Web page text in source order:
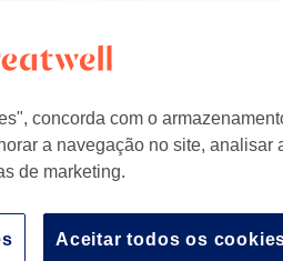
no momento.
Vais encontrar vários
concorda com o
a navegação no site, analisar
de marketing.
Aceitar todos os